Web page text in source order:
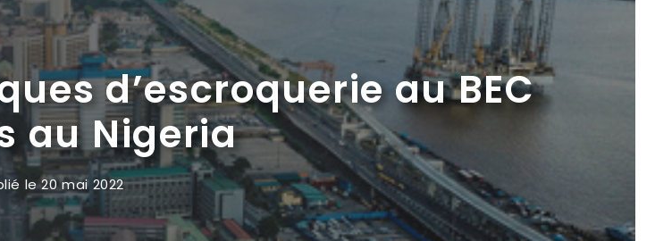
d’escroquerie au BEC
au Nigeria
le20 mai 2022